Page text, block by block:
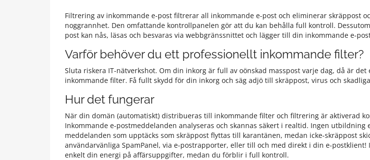
Filtrering av inkommande e-post filtrerar all inkommande e-post och eliminerar skräppost
noggrannhet. Den omfattande kontrollpanelen gör att du kan behålla full kontroll.
post kan nås, läsas och besvaras via webbgränssnittet och lägger till din inkommande e-
Varför behöver du ett professionellt inkommande filter?
Sluta riskera IT-nätverkshot. Om din inkorg är full av oönskad masspost varje dag, då är
inkommande filter. Få fullt skydd för din inkorg och säg adjö till skräppost, virus och
Hur det fungerar
När din domän (automatiskt) distribueras till inkommande filter och filtrering är aktiverad
Inkommande e-postmeddelanden analyseras och skannas säkert i realtid. Ingen
meddelanden som upptäcks som skräppost flyttas till karantänen, medan icke-skräppost
användarvänliga SpamPanel, via e-postrapporter, eller till och med direkt i din e-
enkelt din energi på affärsuppgifter, medan du förblir i full kontroll.